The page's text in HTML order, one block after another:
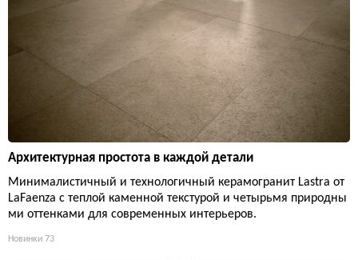
Архитектурная простота в каждой детали
Минималистичный и технологичный керамогранит Lastra от
LaFaenza с теплой каменной текстурой и четырьмя природны
ми оттенками для современных интерьеров.
Новинки 73